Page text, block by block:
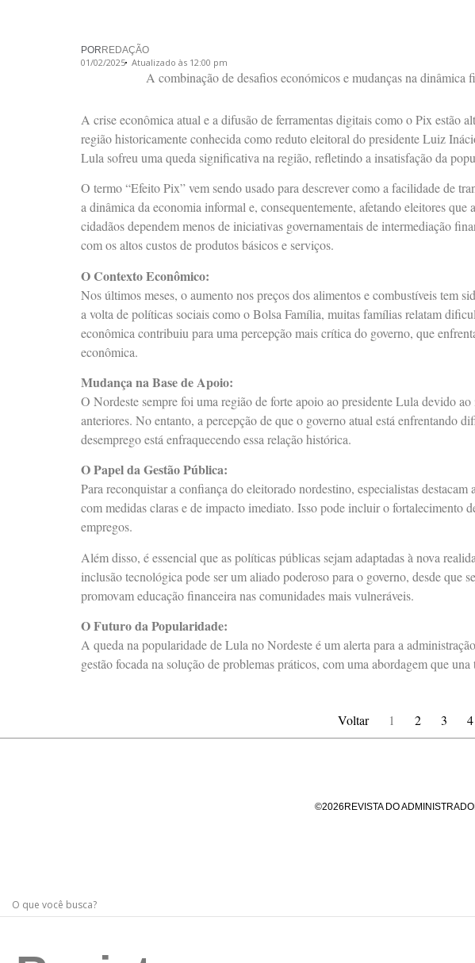
POR REDAÇÃO
01/02/2025 Atualizado às 12:00 pm
A combinação de desafios económicos e mudanças na dinâmica
A crise econômica atual e a difusão de ferramentas digitais como o Pix estão
região historicamente conhecida como reduto eleitoral do presidente Luiz
Lula sofreu uma queda significativa na região, refletindo a insatisfação da
O termo “Efeito Pix” vem sendo usado para descrever como a facilidade de
a dinâmica da economia informal e, consequentemente, afetando eleitores
cidadãos dependem menos de iniciativas governamentais de intermediação
com os altos custos de produtos básicos e serviços.
O Contexto Econômico:
Nos últimos meses, o aumento nos preços dos alimentos e combustíveis tem
a volta de políticas sociais como o Bolsa Família, muitas famílias relatam
econômica contribuiu para uma percepção mais crítica do governo, que
econômica.
Mudança na Base de Apoio:
O Nordeste sempre foi uma região de forte apoio ao presidente Lula devido
anteriores. No entanto, a percepção de que o governo atual está enfrentando
desemprego está enfraquecendo essa relação histórica.
O Papel da Gestão Pública:
Para reconquistar a confiança do eleitorado nordestino, especialistas
com medidas claras e de impacto imediato. Isso pode incluir o fortalecimento
empregos.
Além disso, é essencial que as políticas públicas sejam adaptadas à nova
inclusão tecnológica pode ser um aliado poderoso para o governo, desde que
promovam educação financeira nas comunidades mais vulneráveis.
O Futuro da Popularidade:
A queda na popularidade de Lula no Nordeste é um alerta para a
gestão focada na solução de problemas práticos, com uma abordagem que
Voltar 1 2 3 4
©2026REVISTA DO